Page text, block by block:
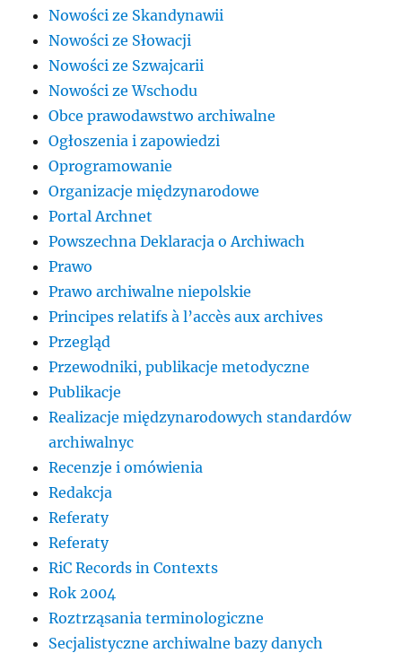
Nowości ze Skandynawii
Nowości ze Słowacji
Nowości ze Szwajcarii
Nowości ze Wschodu
Obce prawodawstwo archiwalne
Ogłoszenia i zapowiedzi
Oprogramowanie
Organizacje międzynarodowe
Portal Archnet
Powszechna Deklaracja o Archiwach
Prawo
Prawo archiwalne niepolskie
Principes relatifs à l’accès aux archives
Przegląd
Przewodniki, publikacje metodyczne
Publikacje
Realizacje międzynarodowych standardów
archiwalnyc
Recenzje i omówienia
Redakcja
Referaty
Referaty
RiC Records in Contexts
Rok 2004
Roztrząsania terminologiczne
Secjalistyczne archiwalne bazy danych